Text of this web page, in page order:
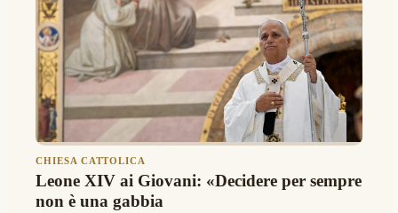
CHIESA CATTOLICA
Leone XIV ai Giovani: «Decidere per sempre
non è una gabbia